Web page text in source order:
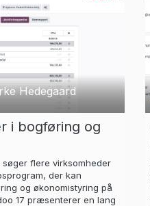
Hedegaard
i bogføring og
flere virksomheder
der kan
og økonomistyring på
17 præsenterer en lang